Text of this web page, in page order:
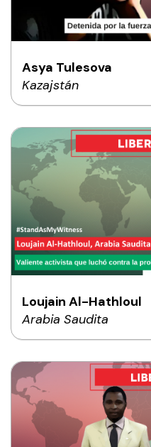
Asya Tulesova
Kazajstán
Loujain Al-Hathloul
Arabia Saudita